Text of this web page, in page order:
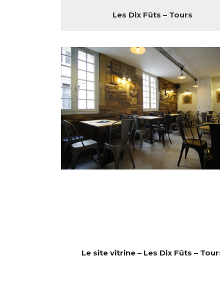
Les Dix Fûts – Tours
Le site vitrine – Les Dix Fûts –